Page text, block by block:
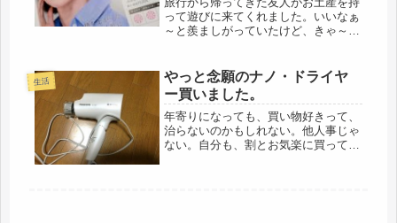
って遊びに来てくれました。いいなぁ
～と羨ましがっていたけど、きゃ～あ
う！ちょうどオリーブオイル使い切っ
たとこ、ウレシイ！悪いね、餞別もな
に...
生活
やっと念願のナノ・ドライヤ
ー買いました。
年寄りになっても、買い物好きって、
治らないのかもしれない。他人事じゃ
ない。自分も、割とお気楽に買ってし